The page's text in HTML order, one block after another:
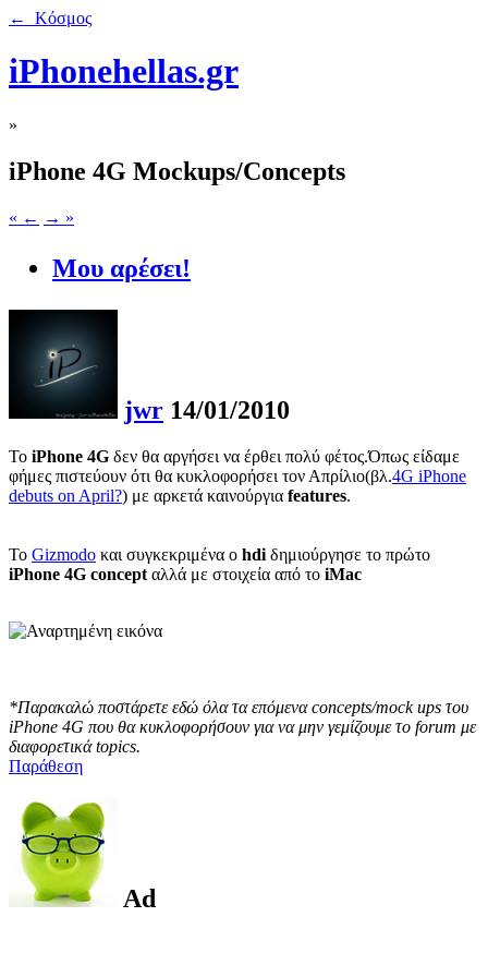
← Κόσμος
iPhonehellas.gr
»
iPhone 4G Mockups/Concepts
« ← → »
Μου αρέσει!
jwr 14/01/2010
Το iPhone 4G δεν θα αργήσει να έρθει πολύ φέτος.Όπως είδαμε
φήμες πιστεύουν ότι θα κυκλοφορήσει τον Απρίλιο(βλ.4G iPhone
debuts on April?) με αρκετά καινούργια features.
Το Gizmodo και συγκεκριμένα ο hdi δημιούργησε το πρώτο
iPhone 4G concept αλλά με στοιχεία από το iMac
*Παρακαλώ ποστάρετε εδώ όλα τα επόμενα concepts/mock ups του
iPhone 4G που θα κυκλοφορήσουν για να μην γεμίζουμε το forum με
διαφορετικά topics.
Παράθεση
Ad